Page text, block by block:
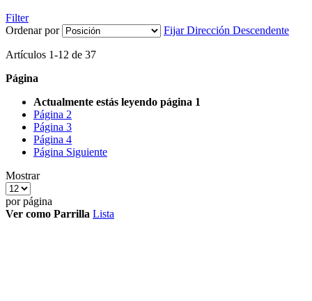
Filter
Ordenar por
Fijar Dirección Descendente
Artículos 1-12 de 37
Página
Actualmente estás leyendo página 1
Página 2
Página 3
Página 4
Página Siguiente
Mostrar
por página
Ver como Parrilla Lista